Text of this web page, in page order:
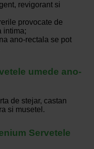
revigorant si
provocate de
intima;
ano-rectala se pot
umede ano-
de stejar, castan
si musetel.
Servetele